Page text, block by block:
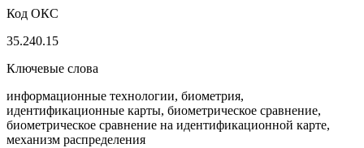
Код ОКС
35.240.15
Ключевые слова
информационные технологии, биометрия,
идентификационные карты, биометрическое сравнение,
биометрическое сравнение на идентификационной карте,
механизм распределения